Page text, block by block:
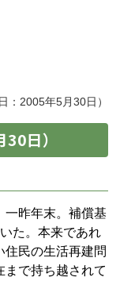
：2005年5月30日）
日）
一昨年末。補償基
た。本来であれ
住民の生活再建問
まで持ち越されて